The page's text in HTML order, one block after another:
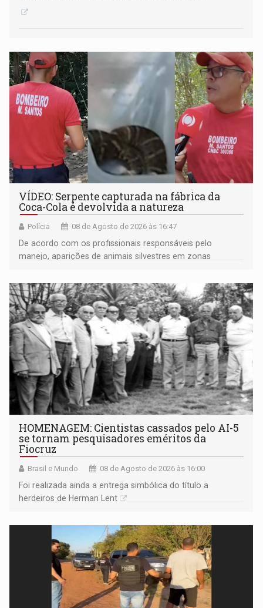
VÍDEO: Serpente capturada na fábrica da
Coca-Cola é devolvida a natureza
Polícia 08 de Agosto de 2026 às 16:47
De acordo com os profissionais responsáveis pelo
manejo, aparições de animais silvestres em zonas
HOMENAGEM: Cientistas cassados pelo AI-5
se tornam pesquisadores eméritos da
Fiocruz
Brasil e Mundo 08 de Agosto de 2026 às 16:00
Foi realizada ainda a entrega simbólica do título a
herdeiros de Herman Lent